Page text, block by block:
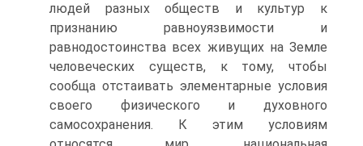
людей разных обществ и культур к
признанию равноуязвимости и
равнодостоинства всех живущих на Земле
человеческих существ, к тому, чтобы
сообща отстаивать элементарные условия
своего физического и духовного
самосохранения. К этим условиям